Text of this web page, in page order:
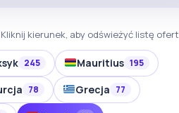
Kliknij kierunek, aby odświeżyć listę ofert
245 Mauritius 195
78 Grecja 77